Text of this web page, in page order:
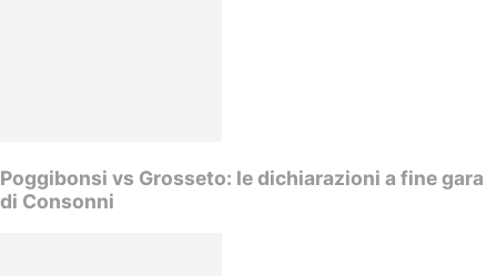
Poggibonsi vs Grosseto: le dichiarazioni a fine gara
di Consonni